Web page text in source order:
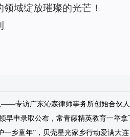
域绽放璀璨的光芒！
——专访广东沁森律师事务所创始合伙
早申录取公布，常青藤精英教育一举拿
一乡童年”，贝壳星光家乡行动爱满大连